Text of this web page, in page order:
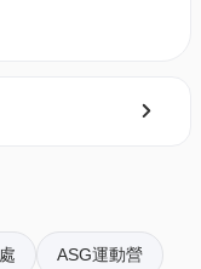
郵地址。
式(APP) ，並以
結; 部份活動設
ASG運動營